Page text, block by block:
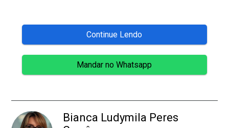
Continue Lendo
Mandar no Whatsapp
Bianca Ludymila Peres